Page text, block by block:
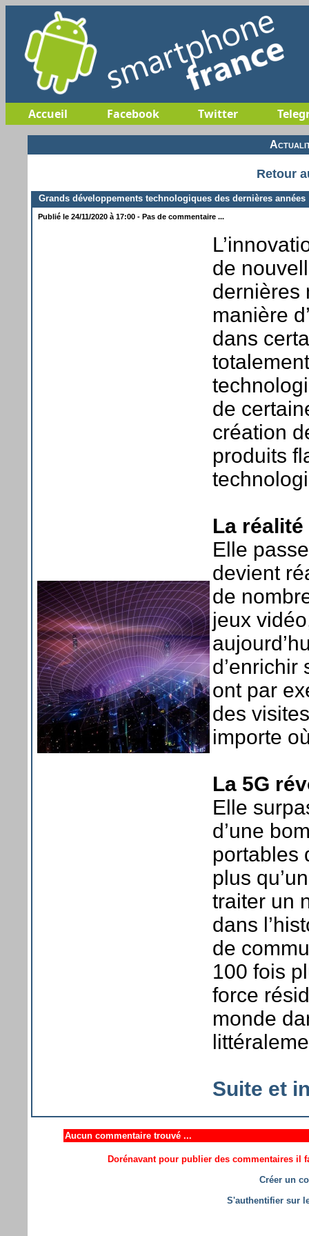
Accueil Facebook Twitter
Retour
Grands développements technologiques des dernières années
Publié le 24/11/2020 à 17:00 - Pas de commentaire ...
de
dernières
manière
dans
de
création
produits
La
Elle
devient
de
jeux
d’enrichir
ont par
des
importe
La 5G
Elle
d’une
portables
plus
traiter un
dans
de
100 fois
force
monde
Suite et
Aucun commentaire trouvé ...
Dorénavant pour publier des commentaires il
Créer un
S'authentifier sur